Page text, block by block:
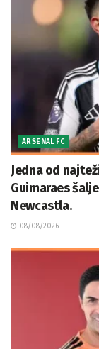
ARSENAL FC
Jedna od
Guimaraes
Newcastla.
08/08/2026